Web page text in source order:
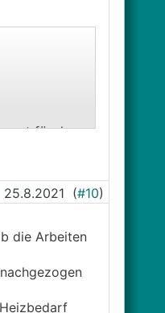
für das
Materialien,
Die Aussage
fast
25.8.2021 (#10)
die Arbeiten